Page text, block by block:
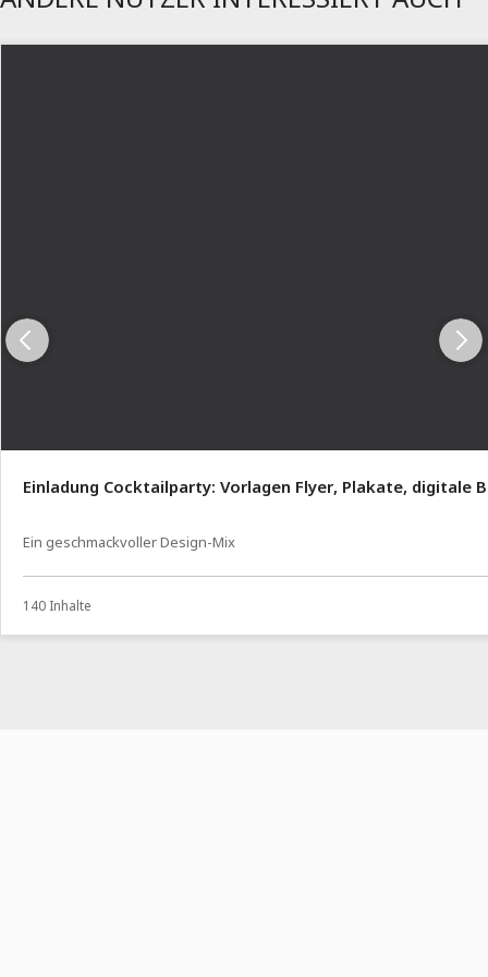
Einladung Cocktailparty: Vorlagen Flyer, Plakate, digitale
Ein geschmackvoller Design-Mix
140 Inhalte